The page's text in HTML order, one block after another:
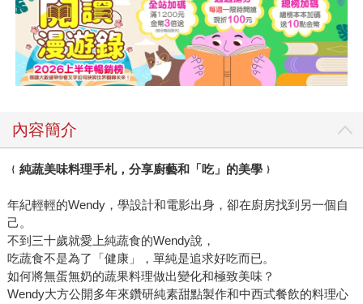
的《一日三餐減醣料理》，是FB粉絲團「我也是生活家」娜
塔的第一本書，用親身實證減醣生活瘦了十公斤，激勵了全
台女性。《田安石的低醣廚房》原是一個網路社團，田安石
因高血壓血糖的家族遺傳，投入了低醣減脂的食譜研發，創
造出許多令人齒頰留香的絕妙健康低醣作品。 生酮是通往瘦
廣為火紅流行的新營養飲食方案，最近身邊也愈來愈多人開
始施行「生酮飲食」法，到底、到底那是什麼？人體要活
動，內臟要運作，頭腦要思考，都要依靠葡萄糖做為「燃
多，所以大家開始選擇讓身體使用另一種燃料：酮體。所謂
酮體，就是體內脂肪分解而產生的能源。 加州知名單車工作
室創辦人格蘭特．彼得森，累積了三十多年來「失敗」的減
重經驗，才發現：吃脂肪不會堆積脂肪，吃米麵碳水化合物
才會肚子一圈脂肪。想要讓脂肪確實燃燒，你需要的是一個
內容簡介
﹛純蔬美味料理手札，分享廚藝和「吃」的美學﹜
年紀輕輕的Wendy，學設計和電影出身，卻在廚房找到另一個自
己。
不到三十歲就愛上純蔬食的Wendy說，
吃蔬食不是為了「健康」，單純是追求好吃而已。
如何將無蛋無奶的蔬果料理做出變化和極致美味？
Wendy大方公開多年來鑽研純素甜點製作和中西式餐飲的料理心